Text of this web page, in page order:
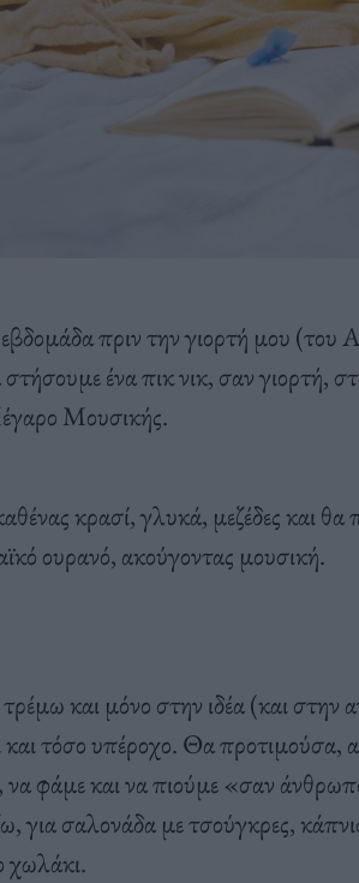
εβδομάδα πριν την γιορτή μου (του
ένα πικ νικ, σαν γιορτή,
Μουσικής.
κρασί, γλυκά, μεζέδες και
ουρανό, ακούγοντας μουσική.
και μόνο στην ιδέα (και
και τόσο υπέροχο. Θα προτιμούσα,
να φάμε και να πιούμε «σαν
για σαλονάδα με τσούγκρες,
χωλάκι.